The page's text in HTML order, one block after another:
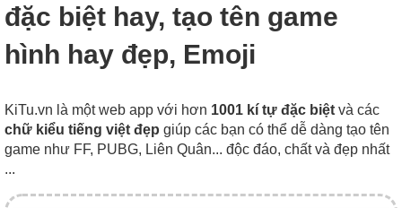
đặc biệt hay, tạo tên game
hình hay đẹp, Emoji
KiTu.vn là một web app với hơn 1001 kí tự đặc biệt và các
chữ kiểu tiếng việt đẹp giúp các bạn có thể dễ dàng tạo tên
game như FF, PUBG, Liên Quân... độc đáo, chất và đẹp nhất
...